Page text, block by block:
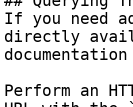
If you need
directly
Perform an